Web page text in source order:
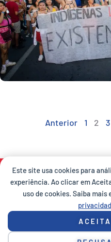
Este site usa cookies para
experiência. Ao clicar em
uso de cookies. Saiba mais
Anterior 1 2 3
Site desenvolvido por:
Execução: